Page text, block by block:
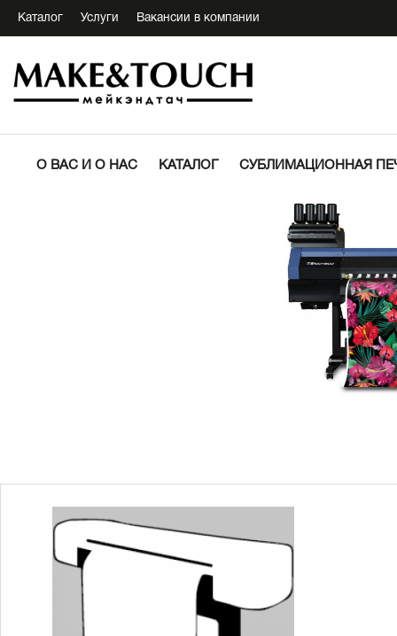
Каталог Услуги Вакансии в компании
О ВАС И О НАС КАТАЛОГ СУБЛИМАЦИОННАЯ